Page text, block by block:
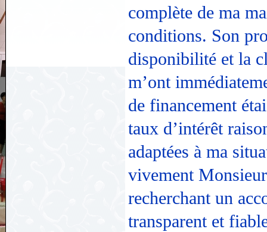
complète de ma
conditions. Son
disponibilité et la
m’ont
de financement
taux d’intérêt
adaptées à ma
vivement
recherchant un
transparent et